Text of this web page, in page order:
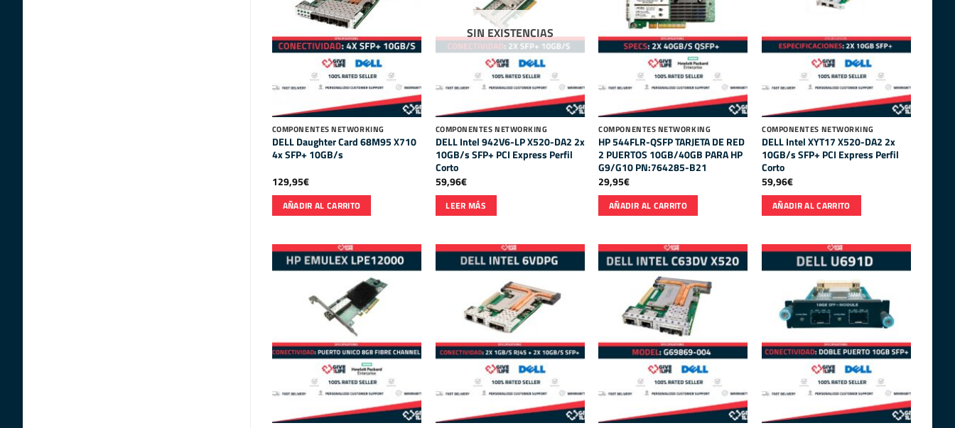
COMPONENTES NETWORKING
DELL Daughter Card 68M95 X710
4x SFP+ 10GB/s
129,95€
AÑADIR AL CARRITO
SIN EXISTENCIAS
COMPONENTES NETWORKING
DELL Intel 942V6-LP X520-DA2 2x
10GB/s SFP+ PCI Express Perfil
Corto
59,96€
LEER MÁS
COMPONENTES NETWORKING
HP 544FLR-QSFP TARJETA DE RED
2 PUERTOS 10GB/40GB PARA HP
G9/G10 PN:764285-B21
29,95€
AÑADIR AL CARRITO
COMPONENTES NETWORKING
DELL Intel XYT17 X520-DA2 2x
10GB/s SFP+ PCI Express Perfil
Corto
59,96€
AÑADIR AL CARRITO